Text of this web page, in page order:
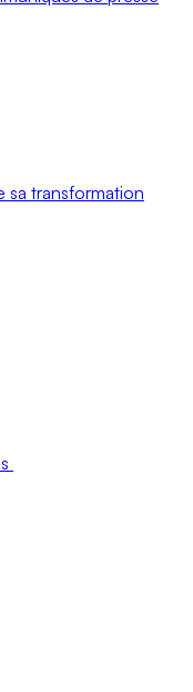
sa transformation